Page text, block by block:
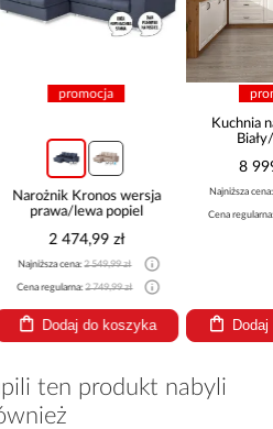
promocja
Biały/Artisan
265x300x180 Cm
8 999,10 zł
Najniższa cena:9 999,00 zł
Cena regularna:9 999,00 zł
Dodaj do koszyka
ten produkt nabyli